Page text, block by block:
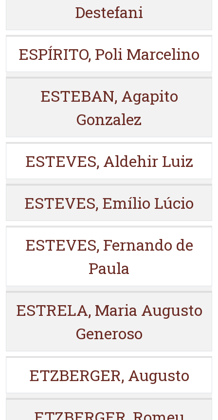
Destefani
ESPÍRITO, Poli Marcelino
ESTEBAN, Agapito
Gonzalez
ESTEVES, Aldehir Luiz
ESTEVES, Emílio Lúcio
ESTEVES, Fernando de
Paula
ESTRELA, Maria Augusto
Generoso
ETZBERGER, Augusto